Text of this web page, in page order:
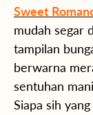
Sweet
mudah segar
tampilan
berwarna
sentuhan
Siapa sih